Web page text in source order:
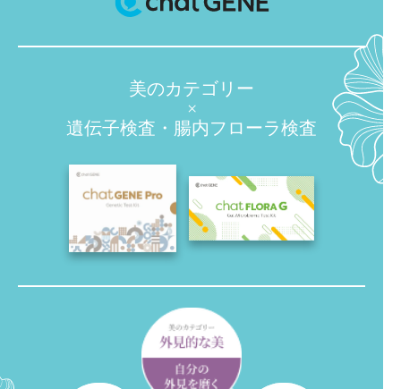
美のカテゴリー
×
遺伝子検査・腸内フローラ検査